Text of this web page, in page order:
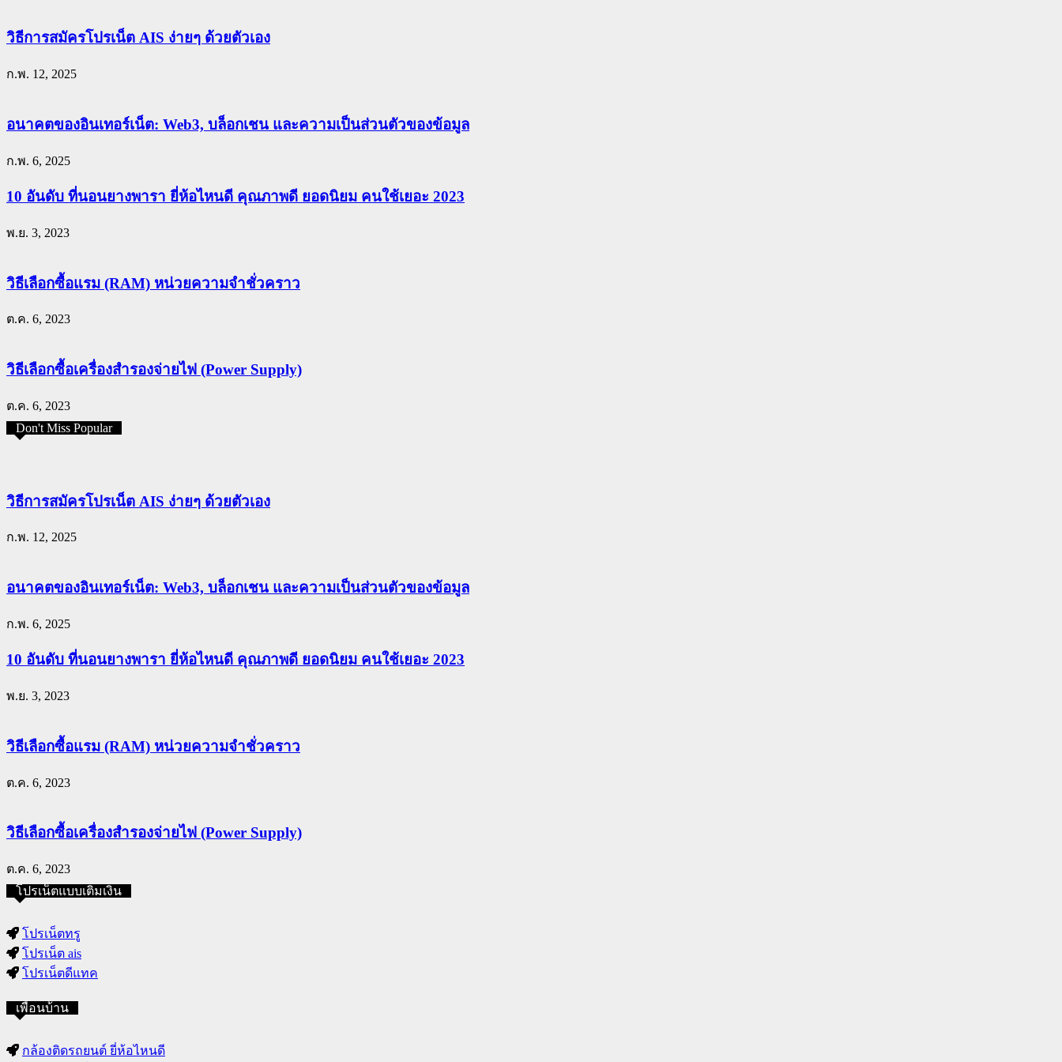
วิธีการสมัครโปรเน็ต AIS ง่ายๆ ด้วยตัวเอง
ก.พ. 12, 2025
อนาคตของอินเทอร์เน็ต: Web3, บล็อกเชน และความเป็นส่วนตัวของข้อมูล
ก.พ. 6, 2025
10 อันดับ ที่นอนยางพารา ยี่ห้อไหนดี คุณภาพดี ยอดนิยม คนใช้เยอะ 2023
พ.ย. 3, 2023
วิธีเลือกซื้อแรม (RAM) หน่วยความจำชั่วคราว
ต.ค. 6, 2023
วิธีเลือกซื้อเครื่องสำรองจ่ายไฟ (Power Supply)
ต.ค. 6, 2023
Don't Miss Popular
วิธีการสมัครโปรเน็ต AIS ง่ายๆ ด้วยตัวเอง
ก.พ. 12, 2025
อนาคตของอินเทอร์เน็ต: Web3, บล็อกเชน และความเป็นส่วนตัวของข้อมูล
ก.พ. 6, 2025
10 อันดับ ที่นอนยางพารา ยี่ห้อไหนดี คุณภาพดี ยอดนิยม คนใช้เยอะ 2023
พ.ย. 3, 2023
วิธีเลือกซื้อแรม (RAM) หน่วยความจำชั่วคราว
ต.ค. 6, 2023
วิธีเลือกซื้อเครื่องสำรองจ่ายไฟ (Power Supply)
ต.ค. 6, 2023
โปรเน็ตแบบเติมเงิน
โปรเน็ตทรู
โปรเน็ต ais
โปรเน็ตดีแทค
เพื่อนบ้าน
กล้องติดรถยนต์ ยี่ห้อไหนดี